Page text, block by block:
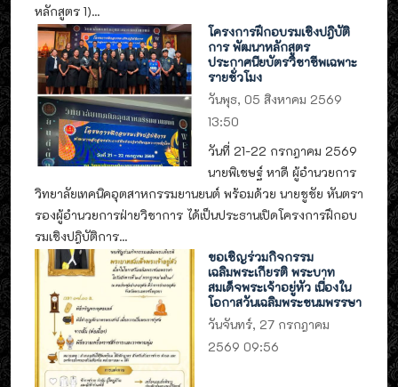
หลักสูตร 1)...
โครงการฝึกอบรมเชิงปฎิบัติ
การ พัฒนาหลักสูตร
ประกาศนียบัตรวิชาชีพเฉพาะ
รายชั่วโมง
วันพุธ, 05 สิงหาคม 2569
13:50
วันที่ 21-22 กรกฎาคม 2569
นายพิเชษฐ์ หาดี ผู้อำนวยการ
วิทยาลัยเทคนิคอุตสาหกรรมยานยนต์ พร้อมด้วย นายชูชัย หันตรา
รองผู้อำนวยการฝ่ายวิชาการ ได้เป็นประธานเปิดโครงการฝึกอบ
รมเชิงปฎิบัติการ...
ขอเชิญร่วมกิจกรรม
เฉลิมพระเกียรติ พระบาท
สมเด็จพระเจ้าอยู่หัว เนื่องใน
โอกาสวันเฉลิมพระชนมพรรษา
วันจันทร์, 27 กรกฎาคม
2569 09:56